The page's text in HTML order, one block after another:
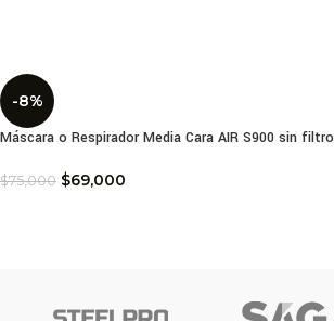
-8%
Máscara o Respirador Media Cara AIR S900 sin filtro
$75,000 $69,000